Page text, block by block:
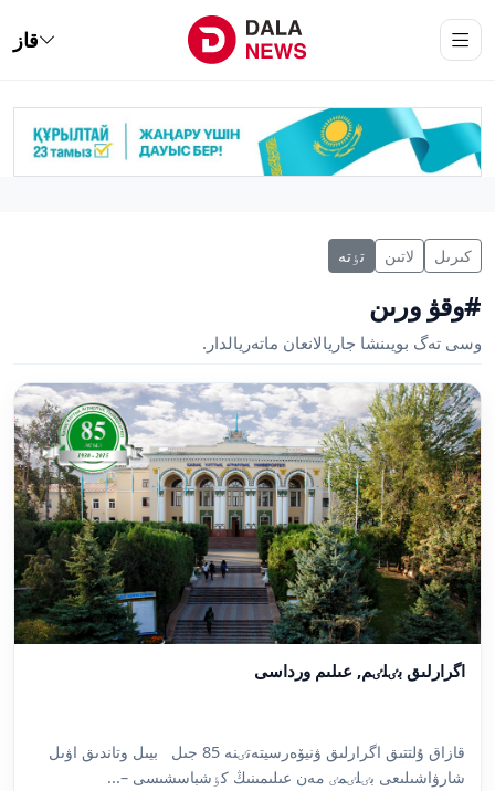
قاز
كىرىل لاتىن تٶتە
#وقۋ ورىن
وسى تەگ بويىنشا جاريالانعان ماتەريالدار.
اگرارلىق بٸلٸم, عىلىم ورداسى
قازاق ۇلتتىق اگرارلىق ۋنيۆەرسيتەتٸنە 85 جىل بيىل وتاندىق اۋىل
شارۋاشىلىعى بٸلٸمٸ مەن عىلىمىنىڭ كٶشباسشىسى –...